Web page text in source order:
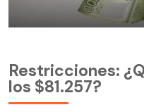
Restricciones:
los $81.257?